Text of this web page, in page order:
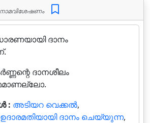
നാമവിശേഷണം
ദാനം
ദാനശീലം
: അടിയറ വെക്കല്‍,
ഉദാരമതിയായി ദാനം ചെയ്യുന്ന,